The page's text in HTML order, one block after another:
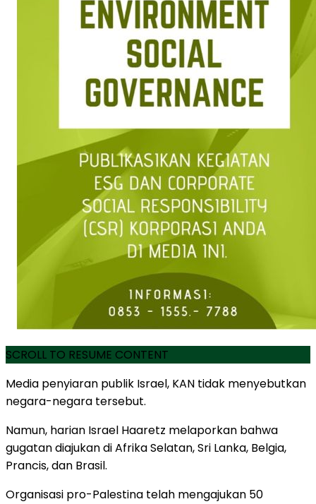
SCROLL TO RESUME CONTENT
Media penyiaran publik Israel, KAN tidak menyebutkan
negara-negara tersebut.
Namun, harian Israel Haaretz melaporkan bahwa
gugatan diajukan di Afrika Selatan, Sri Lanka, Belgia,
Prancis, dan Brasil.
Organisasi pro-Palestina telah mengajukan 50